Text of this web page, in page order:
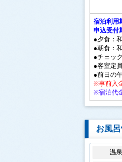
宿泊利用
申込受付
●夕食：
●朝食：
●チェッ
●客室定
●前日の
※事前入
※宿泊代
お風
温泉